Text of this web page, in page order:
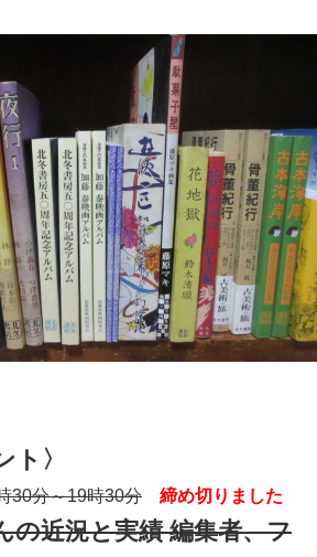
ト〉
分～19時30分 締め切りました
の近況と実績 編集者、フ